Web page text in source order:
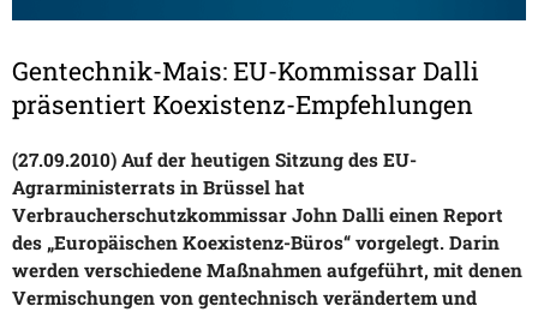
Gentechnik-Mais: EU-Kommissar Dalli
präsentiert Koexistenz-Empfehlungen
(27.09.2010) Auf der heutigen Sitzung des EU-
Agrarministerrats in Brüssel hat
Verbraucherschutzkommissar John Dalli einen Report
des „Europäischen Koexistenz-Büros“ vorgelegt. Darin
werden verschiedene Maßnahmen aufgeführt, mit denen
Vermischungen von gentechnisch verändertem und